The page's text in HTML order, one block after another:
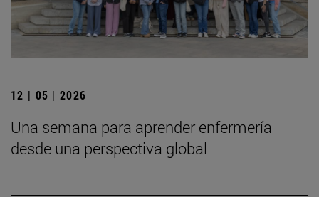
12 | 05 | 2026
Una semana para aprender enfermería
desde una perspectiva global